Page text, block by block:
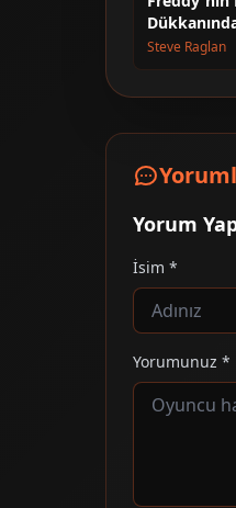
Steve Raglan
Yorum
İsim *
Yorumunuz *